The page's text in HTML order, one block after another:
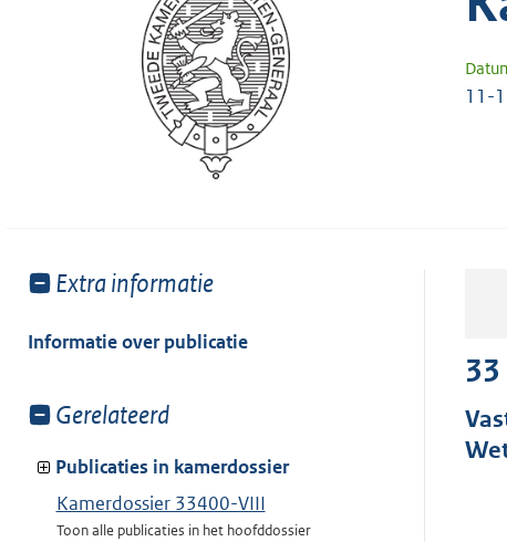
11-
Toon
van:
Extra informatie
Informatie over publicatie
Toon
van:
Gerelateerd
Publicaties in kamerdossier
Kamerdossier 33400-VIII
Toon alle publicaties in het hoofddossier